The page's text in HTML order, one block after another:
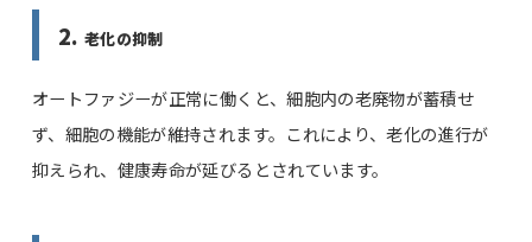
2. 老化の抑制
オートファジーが正常に働くと、細胞内の老廃物が蓄積せ
ず、細胞の機能が維持されます。これにより、老化の進行が
抑えられ、健康寿命が延びるとされています。